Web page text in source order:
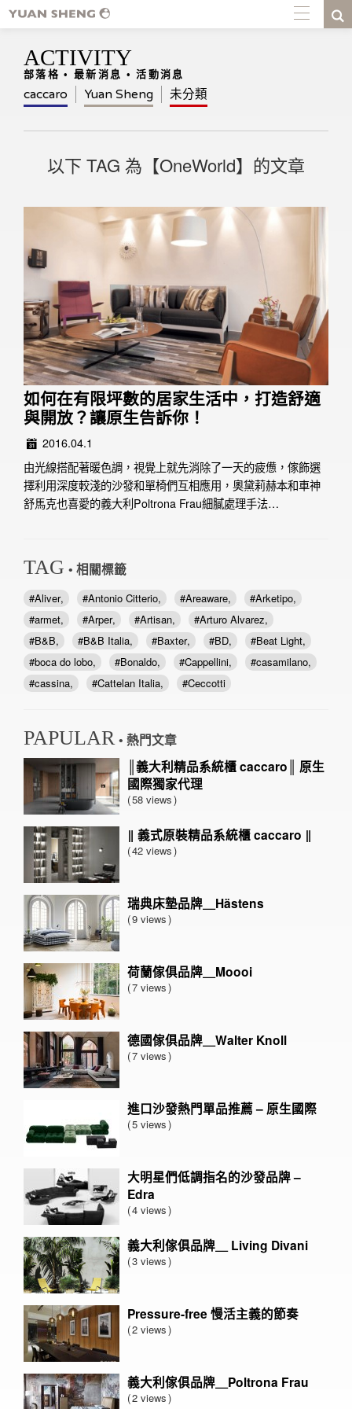
ACTIVITY
部落格 • 最新消息 • 活動消息
caccaro Yuan Sheng 未分類
以下 TAG 為【OneWorld】的文章
如何在有限坪數的居家生活中，打造舒適
與開放？讓原生告訴你！
2016.04.1
由光線搭配著暖色調，視覺上就先消除了一天的疲憊，傢飾選
擇利用深度較淺的沙發和單椅們互相應用，奧黛莉赫本和車神
舒馬克也喜愛的義大利Poltrona Frau細膩處理手法…
TAG • 相關標籤
Aliver Antonio Citterio Areaware
Arketipo
armet
Arper Artisan
Arturo Alvarez
B&B
B&B Italia Baxter BD
Beat Light
boca do lobo
Bonaldo Cappellini
casamilano
cassina
Cattelan Italia Ceccotti
PAPULAR • 熱門文章
║義大利精品系統櫃 caccaro║ 原生
國際獨家代理
58 views
‖ 義式原裝精品系統櫃 caccaro ‖
42 views
瑞典床墊品牌＿Hästens
9 views
荷蘭傢俱品牌＿Moooi
7 views
德國傢俱品牌＿Walter Knoll
7 views
進口沙發熱門單品推薦 – 原生國際
5 views
大明星們低調指名的沙發品牌 –
Edra
4 views
義大利傢俱品牌＿ Living Divani
3 views
Pressure-free 慢活主義的節奏
2 views
義大利傢俱品牌＿Poltrona Frau
2 views